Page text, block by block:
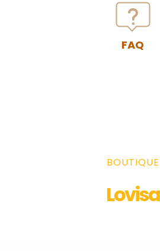
FAQ
BOUTIQUE
Lovisa